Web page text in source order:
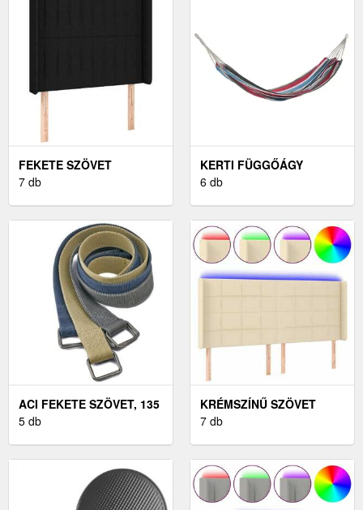
FEKETE SZÖVET
FEJTÁMLA
7 db
KERTI FÜGGŐÁGY
200X150 CM KERETTEL
6 db
ACI FEKETE SZÖVET, 135
CM
5 db
KRÉMSZÍNŰ SZÖVET
LED-ES FEJTÁMLA
7 db